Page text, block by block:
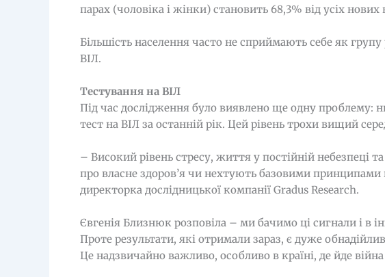
парах (чоловіка і жінки) становить 68,3% від усіх нових
Більшість населення часто не сприймають себе як
ВІЛ.
Тестування на ВІЛ
Під час дослідження було виявлено ще одну проблему:
тест на ВІЛ за останній рік. Цей рівень трохи вищий
– Високий рівень стресу, життя у постійній небезпеці
про власне здоров’я чи нехтують базовими
директорка дослідницької компанії Gradus Research.
Євгенія Близнюк розповіла – ми бачимо ці сигнали і в
Проте результати, які отримали зараз, є дуже
Це надзвичайно важливо, особливо в країні, де йде